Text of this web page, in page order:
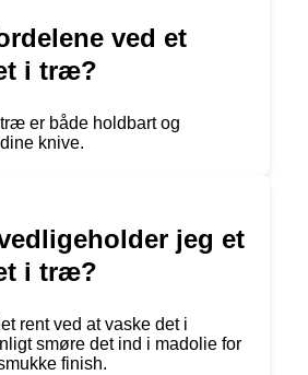
ved et
i træ?
er både holdbart og
knive.
jeg et
i træ?
rent ved at vaske det i
smøre det ind i madolie for
finish.